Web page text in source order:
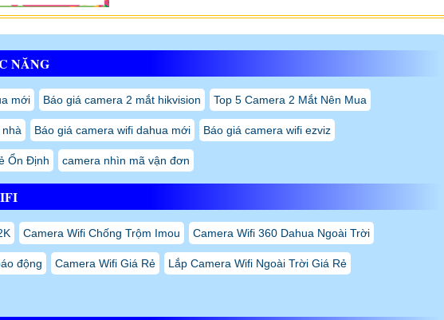
NĂNG
mới Báo giá camera 2 mắt hikvision Top 5 Camera 2 Mắt Nên Mua
Báo giá camera wifi dahua mới Báo giá camera wifi ezviz
Ổn Định camera nhìn mã vận đơn
Camera Wifi Chống Trộm Imou Camera Wifi 360 Dahua Ngoài Trời
động Camera Wifi Giá Rẻ Lắp Camera Wifi Ngoài Trời Giá Rẻ